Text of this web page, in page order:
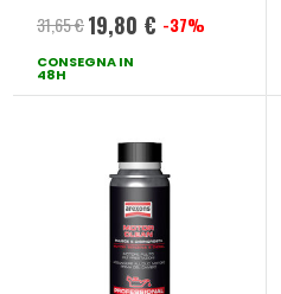
31,65 € Prezzo
speciale
19,80 € -37%
CONSEGNA IN
48H